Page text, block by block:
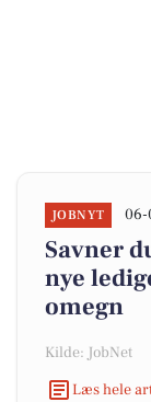
JOBNYT 06-
Savner
nye
omegn
Kilde: JobNet
Læs hele